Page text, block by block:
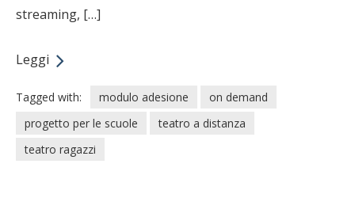
streaming, […]
Leggi
Tagged with: modulo adesione
on demand
progetto per le scuole
teatro a distanza
teatro ragazzi